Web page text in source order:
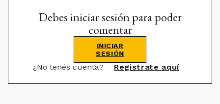
Debes iniciar sesión para poder
comentar
INICIAR
SESIÓN
¿No tenés cuenta? Registrate aquí